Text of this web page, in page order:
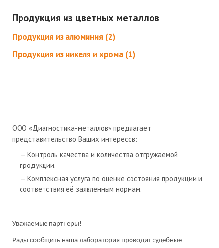
Продукция из цветных металлов
Продукция из алюминия (2)
Продукция из никеля и хрома (1)
ООО «Диагностика-металлов» предлагает
представительство Ваших интересов:
Контроль качества и количества отгружаемой
продукции.
Комплексная услуга по оценке состояния продукции и
соответствия её заявленным нормам.
Уважаемые партнеры!
Рады сообщить наша лаборатория проводит судебные